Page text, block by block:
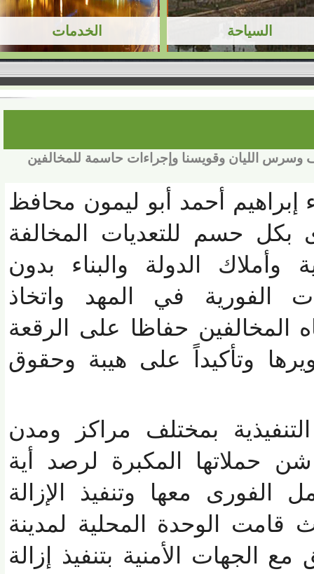
الليان وقويسنا وإجراءات حاسمة للمخالفين
أحمد أبو ليمون محافظ
حسم للتعديات المخالفة
الدولة والبناء بدون
الفورية في المهد واتخاذ
المخالفين حفاظا على الرقعة
وتأكيداً على هيبة وحقوق
بمختلف مراكز ومدن
المكبرة لرصد أية
معها وتنفيذ الإزالة
الوحدة المحلية لمدينة
الأمنية بتنفيذ إزالة